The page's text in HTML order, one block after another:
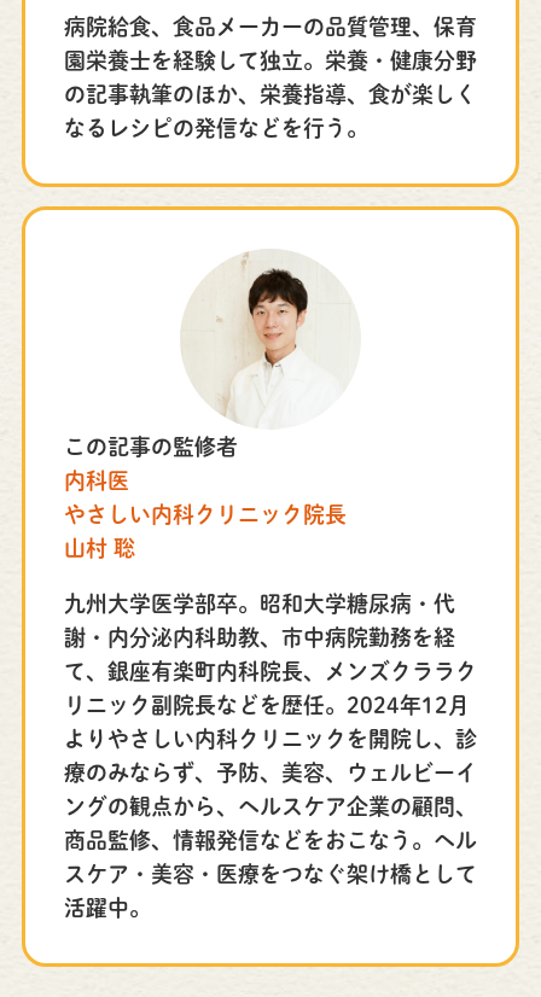
病院給食、食品メーカーの品質管理、保育
園栄養士を経験して独立。栄養・健康分野
の記事執筆のほか、栄養指導、食が楽しく
なるレシピの発信などを行う。
この記事の監修者
内科医
やさしい内科クリニック院長
山村 聡
九州大学医学部卒。昭和大学糖尿病・代
謝・内分泌内科助教、市中病院勤務を経
て、銀座有楽町内科院長、メンズクララク
リニック副院長などを歴任。2024年12月
よりやさしい内科クリニックを開院し、診
療のみならず、予防、美容、ウェルビーイ
ングの観点から、ヘルスケア企業の顧問、
商品監修、情報発信などをおこなう。ヘル
スケア・美容・医療をつなぐ架け橋として
活躍中。